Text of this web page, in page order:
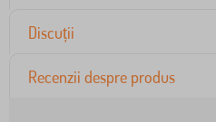
Discuții
Recenzii despre produs